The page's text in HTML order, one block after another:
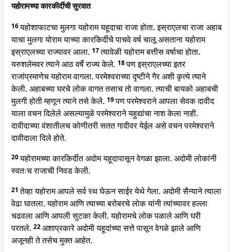
यहोरामच्या कारकीर्दीची सुरवात
16यहोशाफाटचा मुलगा यहोराम यहूदाचा राजा होता. इस्राएलचा राजा अहाब
याचा मुलगा योराम याच्या कारकिर्दीचे पाचवे वर्ष चालू असताना यहोराम
इस्राएलच्या राज्यावर आला. 17त्यावेळी यहोराम बत्तीस वर्षाचा होता.
यरुशलेमवर त्याने आठ वर्षे राज्य केले. 18पण इस्राएलच्या इतर
राजांप्रमाणेच यहोराम वागला. परमेश्वराच्या दृष्टीने गैर अशी कृत्ये त्याने
केली. अहाबच्या घरचे लोक वागत तसाच तो वागला. त्याची बायको अहाबची
मुलगी होती म्हणून त्याने तसे केले. 19पण परमेश्वराने आपला सेवक दावीद
याला वचन दिलेले असल्यामुळे परमेश्वराने यहुद्यांचा नाश केला नाही.
दावीदाच्या वंशातीलच कोणीतरी सतत गादीवर येईल असे वचन परमेश्वराने
दावीदाला दिले होते.
20यहोरामच्या कारकिर्दीत अदोम यहूदापासून वेगळा झाला. अदोमी लोकांनी
स्वतःच राजाची निवड केली.
21तेव्हा यहोराम आपले सर्व रथ घेऊन साईर येथे गेला. अदोमी सैन्याने त्याला
वेढा घातला. यहोराम आणि त्याच्या बरोबरचे लोक यांनी त्यांच्यावर हल्ला
चढवला आणि आपली सुटका केली. यहोरामचे लोक पळाले आणि घरी
परतले. 22अशाप्रकारे अदोमी यहूदांच्या सत्ते पासून वेगळे झाले आणि
अजूनही ते तसेच मुक्त आहेत.